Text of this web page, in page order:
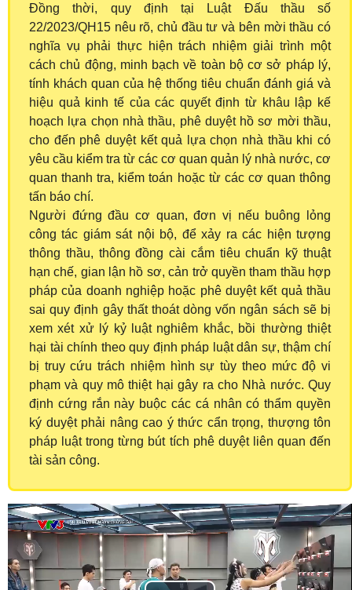
Đồng thời, quy định tại Luật Đấu thầu số
22/2023/QH15 nêu rõ, chủ đầu tư và bên mời thầu có
nghĩa vụ phải thực hiện trách nhiệm giải trình một
cách chủ động, minh bạch về toàn bộ cơ sở pháp lý,
tính khách quan của hệ thống tiêu chuẩn đánh giá và
hiệu quả kinh tế của các quyết định từ khâu lập kế
hoạch lựa chọn nhà thầu, phê duyệt hồ sơ mời thầu,
cho đến phê duyệt kết quả lựa chọn nhà thầu khi có
yêu cầu kiểm tra từ các cơ quan quản lý nhà nước, cơ
quan thanh tra, kiểm toán hoặc từ các cơ quan thông
tấn báo chí.
Người đứng đầu cơ quan, đơn vị nếu buông lỏng
công tác giám sát nội bộ, để xảy ra các hiện tượng
thông thầu, thông đồng cài cắm tiêu chuẩn kỹ thuật
hạn chế, gian lận hồ sơ, cản trở quyền tham thầu hợp
pháp của doanh nghiệp hoặc phê duyệt kết quả thầu
sai quy định gây thất thoát dòng vốn ngân sách sẽ bị
xem xét xử lý kỷ luật nghiêm khắc, bồi thường thiệt
hại tài chính theo quy định pháp luật dân sự, thậm chí
bị truy cứu trách nhiệm hình sự tùy theo mức độ vi
phạm và quy mô thiệt hại gây ra cho Nhà nước. Quy
định cứng rắn này buộc các cá nhân có thẩm quyền
ký duyệt phải nâng cao ý thức cẩn trọng, thượng tôn
pháp luật trong từng bút tích phê duyệt liên quan đến
tài sản công.